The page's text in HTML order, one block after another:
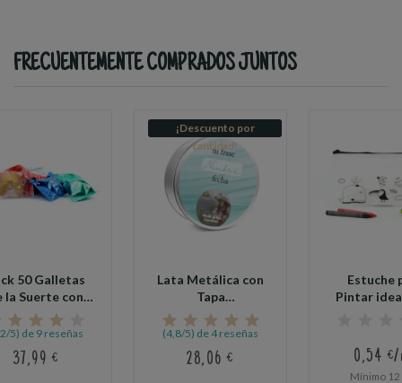
FRECUENTEMENTE COMPRADOS JUNTOS
50 Galletas
la Suerte con
5) de 9 reseñas
37,99 €
¡Descuento por
cantidad!
Lata Metálica con
Tapa
Personalizable
para...
(4,8/5) de 4 reseñas
28,06 €
Estuche
Pintar
0,54 €/
Mínimo 12